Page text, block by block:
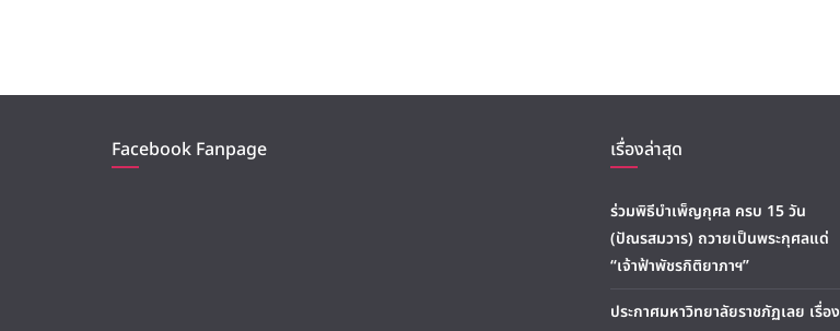
Facebook Fanpage เรื่องล่าสุด
ร่วมพิธีบำเพ็ญกุศล ครบ 15 วัน
(ปัณรสมวาร) ถวายเป็นพระกุศลแด่
“เจ้าฟ้าพัชรกิติยาภาฯ”
ประกาศมหาวิทยาลัยราชภัฏเลย เรื่อง